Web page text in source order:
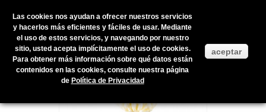
Inicio > Productos en stock > FLOR ARTIFICIAL > FLOR ARTIFICIAL
CHRYSANTHÈME 75CM CRÈME
Las cookies nos ayudan a ofrecer nuestros servicios
y hacerlos más eficientes y fáciles de usar. Mediante
el uso de estos servicios, y navegando por nuestro
sitio, usted acepta implícitamente el uso de cookies.
Para obtener más información sobre qué datos están
contenidos en las cookies, consulte nuestra página
de Política de Privacidad
aceptar